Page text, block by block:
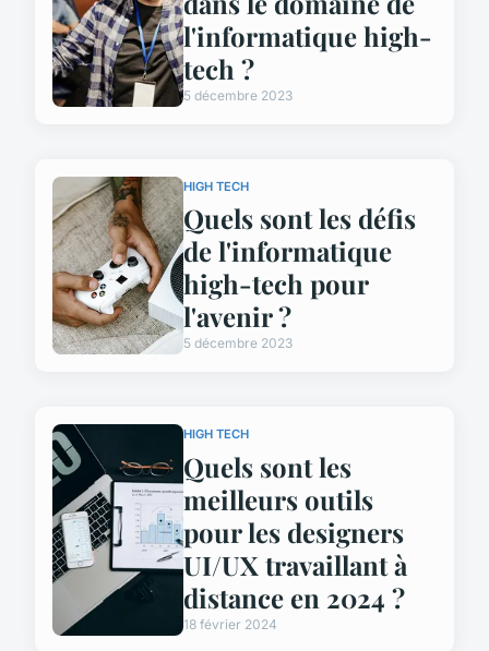
l'informatique high-
tech ?
5 décembre 2023
HIGH TECH
Quels sont les défis
de l'informatique
high-tech pour
l'avenir ?
5 décembre 2023
HIGH TECH
Quels sont les
meilleurs outils
pour les designers
UI/UX travaillant à
distance en 2024 ?
18 février 2024